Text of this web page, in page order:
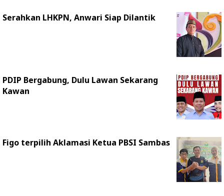
Serahkan LHKPN, Anwari Siap Dilantik
PDIP Bergabung, Dulu Lawan Sekarang
Kawan
Figo terpilih Aklamasi Ketua PBSI Sambas